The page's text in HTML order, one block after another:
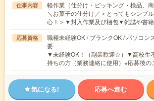
仕事内容
軽作業（仕分け・ピッキング・検品、商
＼お菓子の仕分け／＜とってもシンプ
心！＞▼封入作業及び梱包▼雑誌や書
応募資格
職種未経験OK / ブランクOK / パソコン
要
▼未経験OK！（副業歓迎☆）▼高校生
持ちの方（業務連絡に使用）※応募後
気になる! 応募へ進む